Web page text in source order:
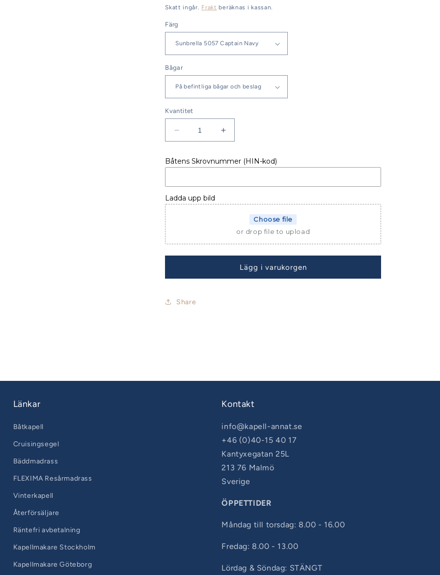
pris
Skatt ingår. Frakt beräknas i kassan.
Färg
Bågar
Kvantitet
Minska
kvantitet
Jeanneau
53
Sprayhood
med
Öka
kvantitet
Jeanneau
53
med
Båtens Skrovnummer (HIN-kod)
Ladda upp bild
Choose file
or drop file to upload
Lägg i varukorgen
Share
Länkar
Båtkapell
Cruisingsegel
Bäddmadrass
FLEXIMA Resårmadrass
Vinterkapell
Återförsäljare
Räntefri avbetalning
Kapellmakare Stockholm
Kapellmakare Göteborg
Kontakt
info@kapell-annat.se
+46 (0)40-15 40 17
Kantyxegatan 25L
213 76 Malmö
Sverige
ÖPPETTIDER
Måndag till torsdag: 8.00 - 16.00
Fredag: 8.00 - 13.00
Lördag & Söndag: STÄNGT